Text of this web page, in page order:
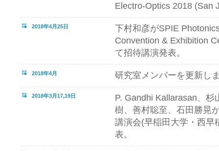
Electro-Optics 2018 (San
2018年4月25日
下村和彦がSPIE
Convention & Exhibition
て招待講演発表。
2018年4月 研究室メンバーを更新し
2018年3月17,19日
P. Gandhi Kallarasan、
樹、善村聡至、石田勝晃
講演会(早稲田大学・西早
表。